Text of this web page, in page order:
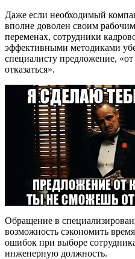
Даже если необходимый
вполне доволен своим
переменах, сотрудники
эффективными методиками
специалисту предложение,
отказаться».
Обращение в
возможность сэкономить
ошибок при выборе
инженерную должность.